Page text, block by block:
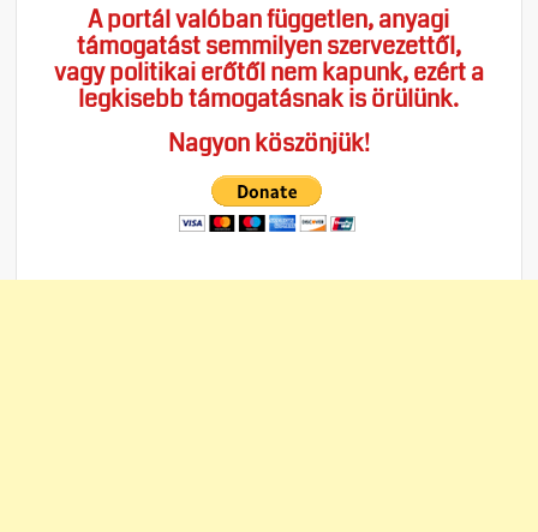
A portál valóban független, anyagi
támogatást semmilyen szervezettől,
vagy politikai erőtől nem kapunk, ezért a
legkisebb támogatásnak is örülünk.
Nagyon köszönjük!